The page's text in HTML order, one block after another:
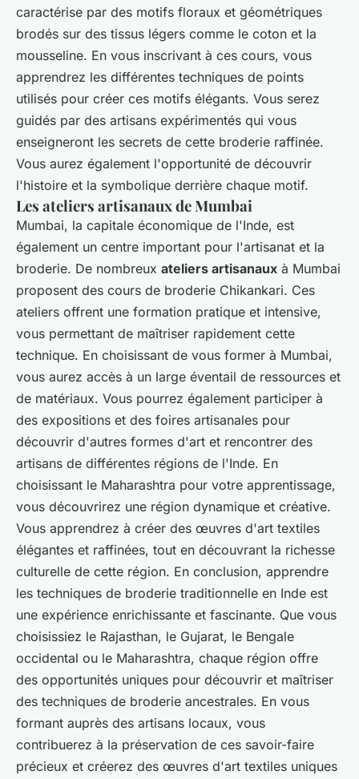
caractérise par des motifs floraux et géométriques
brodés sur des tissus légers comme le coton et la
mousseline. En vous inscrivant à ces cours, vous
apprendrez les différentes techniques de points
utilisés pour créer ces motifs élégants. Vous serez
guidés par des artisans expérimentés qui vous
enseigneront les secrets de cette broderie raffinée.
Vous aurez également l'opportunité de découvrir
l'histoire et la symbolique derrière chaque motif.
Les ateliers artisanaux de Mumbai
Mumbai, la capitale économique de l'Inde, est
également un centre important pour l'artisanat et la
broderie. De nombreux ateliers artisanaux à Mumbai
proposent des cours de broderie Chikankari. Ces
ateliers offrent une formation pratique et intensive,
vous permettant de maîtriser rapidement cette
technique. En choisissant de vous former à Mumbai,
vous aurez accès à un large éventail de ressources et
de matériaux. Vous pourrez également participer à
des expositions et des foires artisanales pour
découvrir d'autres formes d'art et rencontrer des
artisans de différentes régions de l'Inde. En
choisissant le Maharashtra pour votre apprentissage,
vous découvrirez une région dynamique et créative.
Vous apprendrez à créer des œuvres d'art textiles
élégantes et raffinées, tout en découvrant la richesse
culturelle de cette région. En conclusion, apprendre
les techniques de broderie traditionnelle en Inde est
une expérience enrichissante et fascinante. Que vous
choisissiez le Rajasthan, le Gujarat, le Bengale
occidental ou le Maharashtra, chaque région offre
des opportunités uniques pour découvrir et maîtriser
des techniques de broderie ancestrales. En vous
formant auprès des artisans locaux, vous
contribuerez à la préservation de ces savoir-faire
précieux et créerez des œuvres d'art textiles uniques